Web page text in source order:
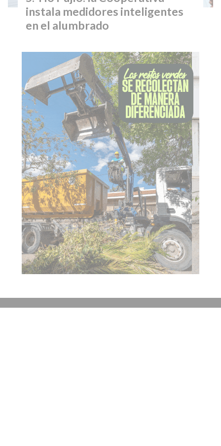
instala medidores inteligentes
en el alumbrado